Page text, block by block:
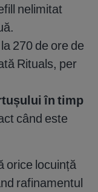
nelimitat
270 de ore de
Rituals, per
în timp
când este
orice locuință
rafinamentul